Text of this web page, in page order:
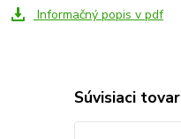
Informačný popis v pdf
Súvisiaci tovar